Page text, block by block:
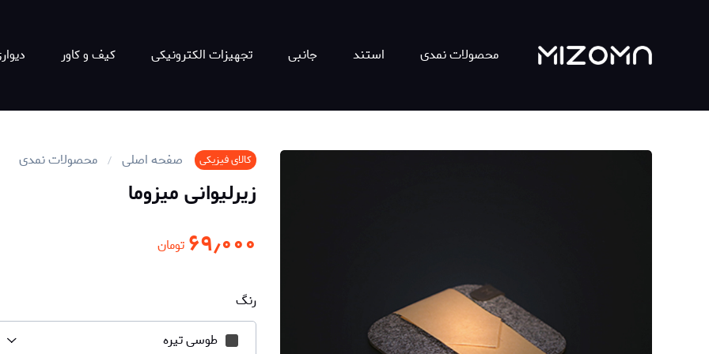
محصولات نمدی استند جانبی تجهیزات الکترونیکی کیف و کاور
کالای فیزیکی صفحه اصلی محصولات نمدی
زیرلیوانی میزوما
۶۹٫۰۰۰ تومان
رنگ
طوسی تیره